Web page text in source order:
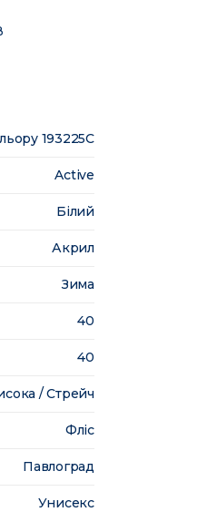
193225C
Active
Білий
Акрил
Зима
40
40
/ Стрейч
Фліс
Павлоград
Унисекс